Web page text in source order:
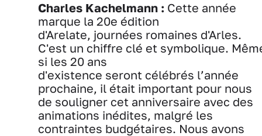
Charles Kachelmann : Cette année
marque la 20e édition
d'Arelate, journées romaines d'Arles.
C'est un chiffre clé et symbolique.
si les 20 ans
d'existence seront célébrés l’année
prochaine, il était important pour nous
de souligner cet anniversaire avec des
animations inédites, malgré les
contraintes budgétaires. Nous avons